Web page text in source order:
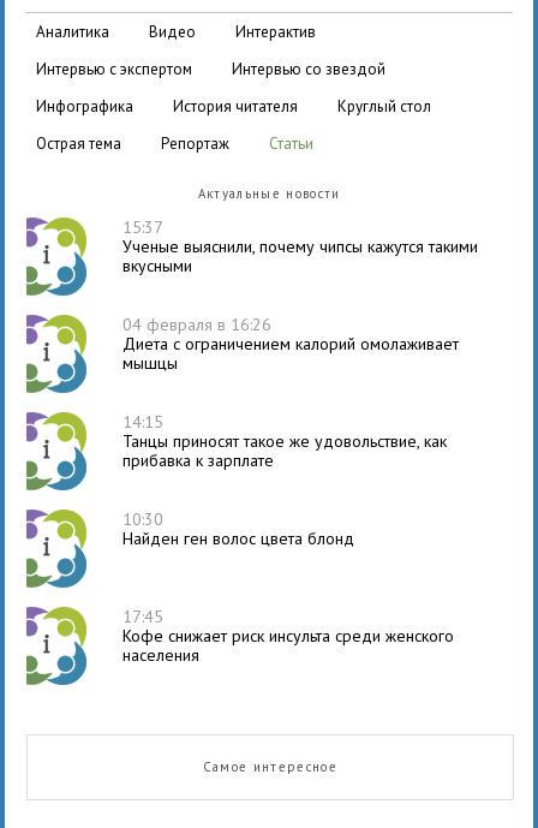
аналитика видео
интерактив
интервью с экспертом
интервью со звездой
инфографика
история читателя
круглый стол
острая тема
репортаж статьи
Актуальные новости
15:37
Ученые выяснили, почему чипсы кажутся такими
вкусными
04 февраля в 16:26
Диета с ограничением калорий омолаживает
мышцы
14:15
Танцы приносят такое же удовольствие, как
прибавка к зарплате
10:30
Найден ген волос цвета блонд
17:45
Кофе снижает риск инсульта среди женского
населения
Самое интересное